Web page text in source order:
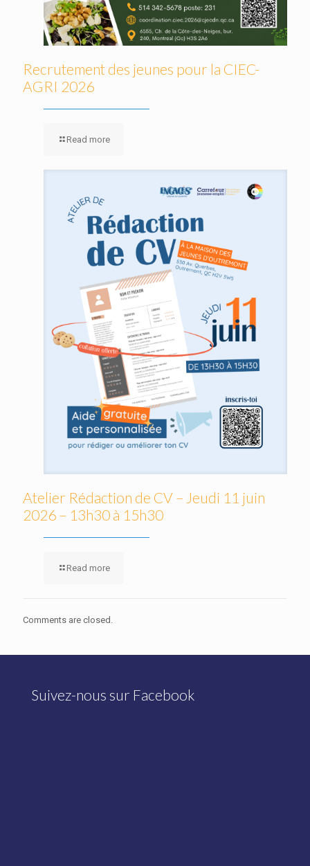
Recrutement des jeunes pour la CIEC-
AGRI 2026
Read more
Atelier Rédaction de CV – Jeudi 11 juin
2026 – 13h30 à 15h30
Read more
Comments are closed.
Suivez-nous sur Facebook